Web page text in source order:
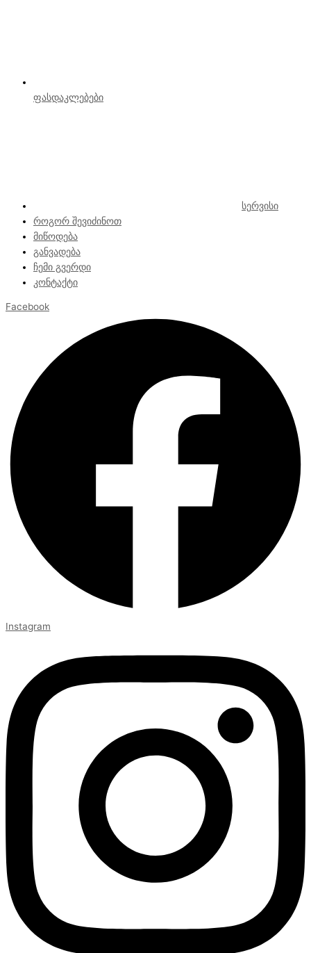
ფასდაკლებები
სერვისი
როგორ შევიძინოთ
მიწოდება
განვადება
ჩემი გვერდი
კონტაქტი
Facebook
Instagram